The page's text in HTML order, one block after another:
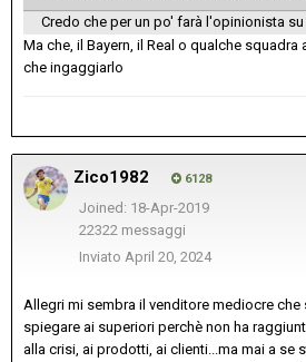
Credo che per un po' farà l'opinionista su
Ma che, il Bayern, il Real o qualche
che ingaggiarlo
Zico1982 6128
Joined: 18-Apr-2019
22322 messaggi
Inviato April 20, 2024
Allegri mi sembra il venditore mediocre
spiegare ai superiori perchè non ha
alla crisi, ai prodotti, ai clienti...ma mai a se